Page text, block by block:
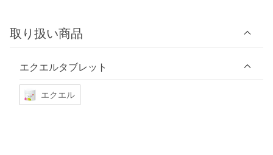
取り扱い商品
エクエルタブレット
エクエル